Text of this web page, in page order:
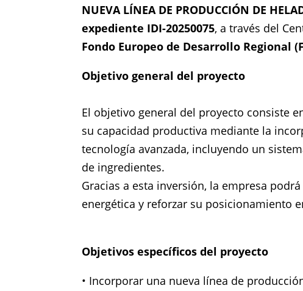
NUEVA LÍNEA DE PRODUCCIÓN DE
expediente IDI-20250075, a través del
Fondo Europeo de Desarrollo Regional
Objetivo general del proyecto
El objetivo general del proyecto consiste
su capacidad productiva mediante la
tecnología avanzada, incluyendo un
de ingredientes.
Gracias a esta inversión, la empresa
energética y reforzar su posicionamiento
Objetivos específicos del proyecto
• Incorporar una nueva línea de